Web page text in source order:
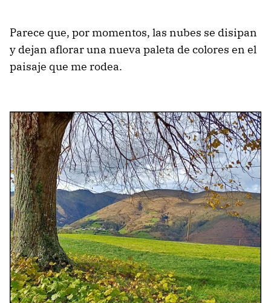
Parece que, por momentos, las nubes se disipan
y dejan aflorar una nueva paleta de colores en el
paisaje que me rodea.